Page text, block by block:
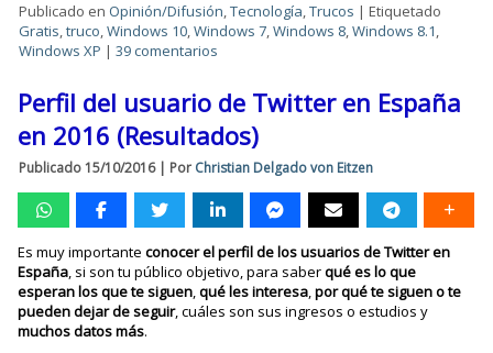
Publicado en Opinión/Difusión,Tecnología,Trucos |Etiquetado
Gratis,truco,Windows 10,Windows 7,Windows 8,Windows 8.1,
Windows XP |39 comentarios
Perfil del usuario de Twitter en España
en 2016 (Resultados)
Publicado 15/10/2016| Por Christian Delgado von Eitzen
Es muy importanteconocer el perfil de los usuarios de Twitter en
España, si son tu público objetivo, para saberqué es lo que
esperan los que te siguen,qué les interesa,por qué te siguen o te
pueden dejar de seguir, cuáles son sus ingresos o estudios y
muchos datos más.